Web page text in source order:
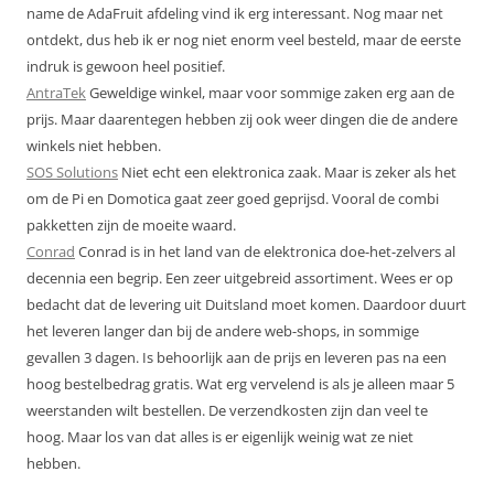
name de AdaFruit afdeling vind ik erg interessant. Nog maar net
ontdekt, dus heb ik er nog niet enorm veel besteld, maar de eerste
indruk is gewoon heel positief.
AntraTekGeweldige winkel, maar voor sommige zaken erg aan de
prijs. Maar daarentegen hebben zij ook weer dingen die de andere
winkels niet hebben.
SOS Solutions Niet echt een elektronica zaak. Maar is zeker als het
om de Pi en Domotica gaat zeer goed geprijsd. Vooral de combi
pakketten zijn de moeite waard.
Conrad Conrad is in het land van de elektronica doe-het-zelvers al
decennia een begrip. Een zeer uitgebreid assortiment. Wees er op
bedacht dat de levering uit Duitsland moet komen. Daardoor duurt
het leveren langer dan bij de andere web-shops, in sommige
gevallen 3 dagen. Is behoorlijk aan de prijs en leveren pas na een
hoog bestelbedrag gratis. Wat erg vervelend is als je alleen maar 5
weerstanden wilt bestellen. De verzendkosten zijn dan veel te
hoog. Maar los van dat alles is er eigenlijk weinig wat ze niet
hebben.